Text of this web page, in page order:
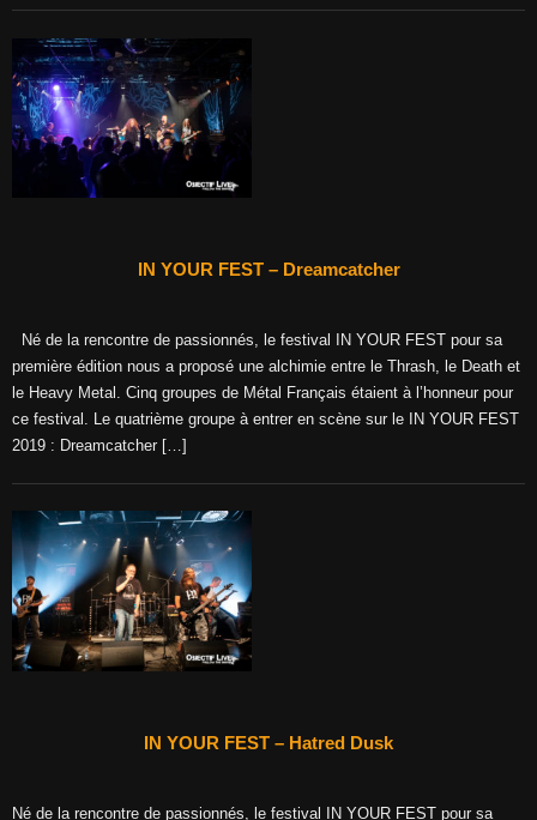
IN YOUR FEST – Dreamcatcher
Né de la rencontre de passionnés, le festival IN YOUR FEST pour sa
première édition nous a proposé une alchimie entre le Thrash, le Death et
le Heavy Metal. Cinq groupes de Métal Français étaient à l’honneur pour
ce festival. Le quatrième groupe à entrer en scène sur le IN YOUR FEST
2019 : Dreamcatcher […]
IN YOUR FEST – Hatred Dusk
Né de la rencontre de passionnés, le festival IN YOUR FEST pour sa